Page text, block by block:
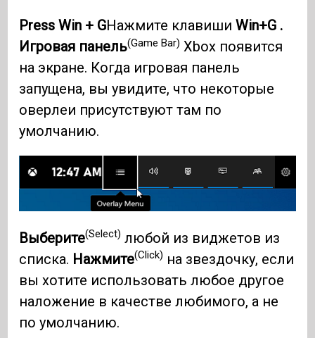
Press Win + GНажмите клавишиWin+G .
Игровая панель(Game Bar) Xbox появится
на экране. Когда игровая панель
запущена, вы увидите, что некоторые
оверлеи присутствуют там по
умолчанию.
Выберите(Select) любой из виджетов из
списка. Нажмите(Click) на звездочку, если
вы хотите использовать любое другое
наложение в качестве любимого, а не
по умолчанию.